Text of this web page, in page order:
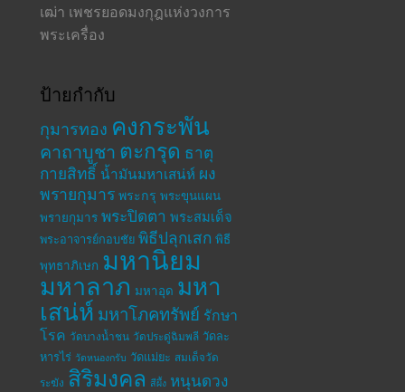
เฒ่า เพชรยอดมงกุฎแห่งวงการ
พระเครื่อง
ป้ายกำกับ
กุมารทอง คงกระพัน
คาถาบูชา ตะกรุด ธาตุ
กายสิทธิ์ น้ำมันมหาเสน่ห์ ผง
พรายกุมาร พระกรุ พระขุนแผน
พรายกุมาร พระปิดตา พระสมเด็จ
พระอาจารย์กอบชัย พิธีปลุกเสก พิธี
พุทธาภิเษก มหานิยม
มหาลาภ มหาอุด มหา
เสน่ห์ มหาโภคทรัพย์ รักษา
โรค วัดบางน้ำชน วัดประดู่ฉิมพลี วัดละ
หารไร่ วัดหนองกรับ วัดแม่ยะ สมเด็จวัด
ระฆัง สิริมงคล สีผึ้ง หนุนดวง